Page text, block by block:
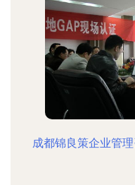
成都锦良策企业管